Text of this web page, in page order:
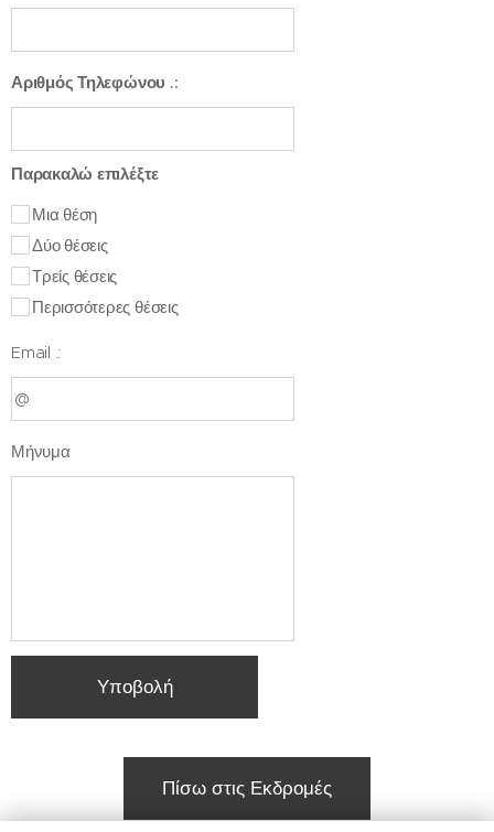
Αριθμός Τηλεφώνου .:
Παρακαλώ επιλέξτε
Μια θέση
Δύο θέσεις
Τρείς θέσεις
Περισσότερες θέσεις
Email .:
Μήνυμα
Υποβολή
Πίσω στις Εκδρομές